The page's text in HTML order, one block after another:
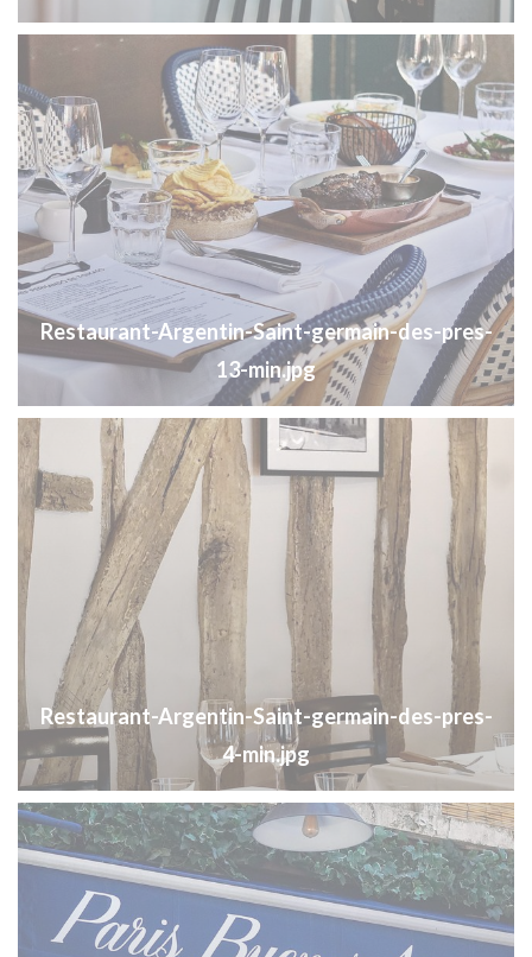
Restaurant-Argentin-Saint-germain-des-pres-
13-min.jpg
Restaurant-Argentin-Saint-germain-des-pres-
4-min.jpg